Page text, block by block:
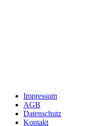
Impressum
AGB
Datenschutz
Kontakt